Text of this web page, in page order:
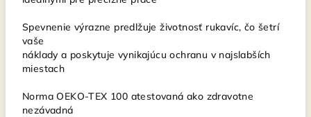
Spevnenie výrazne predlžuje životnosť rukavíc, čo šetrí
vaše
náklady a poskytuje vynikajúcu ochranu v najslabších
miestach
Norma OEKO-TEX 100 atestovaná ako zdravotne
nezávadná